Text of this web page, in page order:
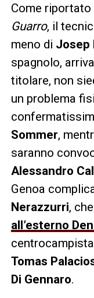
Come
Guarro, il
meno di Josep
spagnolo,
titolare, non
un problema
Sommer,
saranno
Alessandro
Genoa
Nerazzurri, che
all’esterno
centrocampista
Tomas
Di Gennaro.